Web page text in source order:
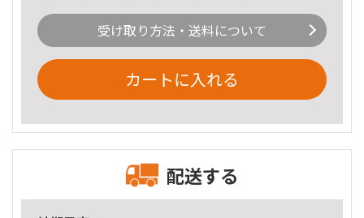
受け取り方法・送料について
カートに入れる
配送する